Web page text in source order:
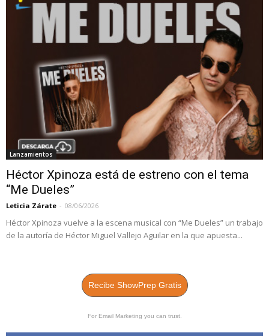
Lanzamientos
Héctor Xpinoza está de estreno con el tema
“Me Dueles”
Leticia Zárate - 08/06/2026
Héctor Xpinoza vuelve a la escena musical con “Me Dueles” un trabajo
de la autoría de Héctor Miguel Vallejo Aguilar en la que apuesta...
Recibe ShowPrep Gratis
For Email Marketing you can trust.